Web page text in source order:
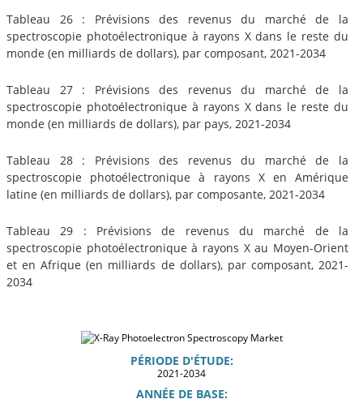
Tableau 26 : Prévisions des revenus du marché de la
spectroscopie photoélectronique à rayons X dans le reste du
monde (en milliards de dollars), par composant, 2021-2034
Tableau 27 : Prévisions des revenus du marché de la
spectroscopie photoélectronique à rayons X dans le reste du
monde (en milliards de dollars), par pays, 2021-2034
Tableau 28 : Prévisions des revenus du marché de la
spectroscopie photoélectronique à rayons X en Amérique
latine (en milliards de dollars), par composante, 2021-2034
Tableau 29 : Prévisions de revenus du marché de la
spectroscopie photoélectronique à rayons X au Moyen-Orient
et en Afrique (en milliards de dollars), par composant, 2021-
2034
PÉRIODE D'ÉTUDE:
2021-2034
ANNÉE DE BASE: